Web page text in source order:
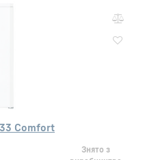
Comfort
Знято з